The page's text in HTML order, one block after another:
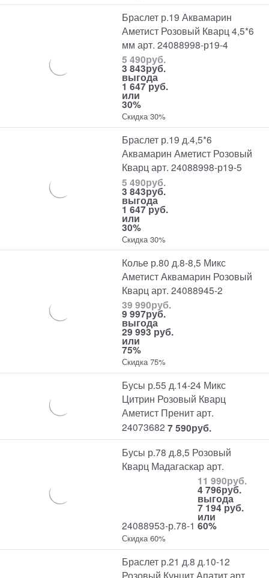
Браслет р.19 Аквамарин
Аметист Розовый Кварц 4,5*6
мм арт. 24088998-р19-4
5 490руб.
3 843руб.
выгода
1 647 руб.
или
30%
Скидка 30%
Браслет р.19 д.4,5*6
Аквамарин Аметист Розовый
Кварц арт. 24088998-р19-5
5 490руб.
3 843руб.
выгода
1 647 руб.
или
30%
Скидка 30%
Колье р.80 д.8-8,5 Микс
Аметист Аквамарин Розовый
Кварц арт. 24088945-2
39 990руб.
9 997руб.
выгода
29 993 руб.
или
75%
Скидка 75%
Бусы р.55 д.14-24 Микс
Цитрин Розовый Кварц
Аметист Пренит арт.
24073682 7 590руб.
Бусы р.78 д.8,5 Розовый
Кварц Мадагаскар арт.
24088953-р.78-1
11 990руб.
4 796руб.
выгода
7 194 руб.
или
60%
Скидка 60%
Браслет р.21 д.8 д.10-12
Розовый Кунцит Апатит арт.